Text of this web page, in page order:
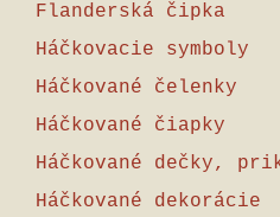
Flanderská čipka
Háčkovacie symboly
Háčkované čelenky
Háčkované čiapky
Háčkované dečky,
Háčkované dekorácie